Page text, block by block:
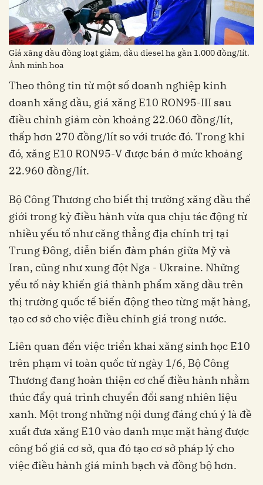
Giá xăng dầu đồng loạt giảm, dầu diesel hạ gần 1.000 đồng/lít.
Ảnh minh họa
Theo thông tin từ một số doanh nghiệp kinh
doanh xăng dầu, giá xăng E10 RON95-III sau
điều chỉnh giảm còn khoảng 22.060 đồng/lít,
thấp hơn 270 đồng/lít so với trước đó. Trong khi
đó, xăng E10 RON95-V được bán ở mức khoảng
22.960 đồng/lít.
Bộ Công Thương cho biết thị trường xăng dầu thế
giới trong kỳ điều hành vừa qua chịu tác động từ
nhiều yếu tố như căng thẳng địa chính trị tại
Trung Đông, diễn biến đàm phán giữa Mỹ và
Iran, cũng như xung đột Nga - Ukraine. Những
yếu tố này khiến giá thành phẩm xăng dầu trên
thị trường quốc tế biến động theo từng mặt hàng,
tạo cơ sở cho việc điều chỉnh giá trong nước.
Liên quan đến việc triển khai xăng sinh học E10
trên phạm vi toàn quốc từ ngày 1/6, Bộ Công
Thương đang hoàn thiện cơ chế điều hành nhằm
thúc đẩy quá trình chuyển đổi sang nhiên liệu
xanh. Một trong những nội dung đáng chú ý là đề
xuất đưa xăng E10 vào danh mục mặt hàng được
công bố giá cơ sở, qua đó tạo cơ sở pháp lý cho
việc điều hành giá minh bạch và đồng bộ hơn.